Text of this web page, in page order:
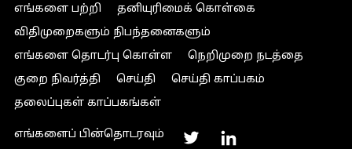
எங்களை பற்றி
தனியுரிமைக் கொள்கை
விதிமுறைகளும் நிபந்தனைகளும்
எங்களை தொடர்பு கொள்ள
நெறிமுறை நடத்தை
குறை நிவர்த்தி
செய்தி
செய்தி காப்பகம்
தலைப்புகள் காப்பகங்கள்
எங்களைப் பின்தொடரவும்